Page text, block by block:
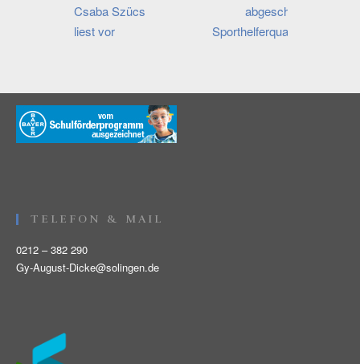
Csaba Szücs
liest vor
abgeschlossene
Sporthelferqualifikation
TELEFON & MAIL
0212 – 382 290
Gy-August-Dicke@solingen.de